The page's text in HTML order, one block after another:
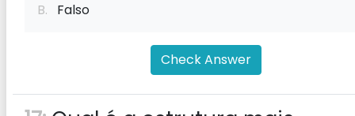
B. Falso
Check Answer